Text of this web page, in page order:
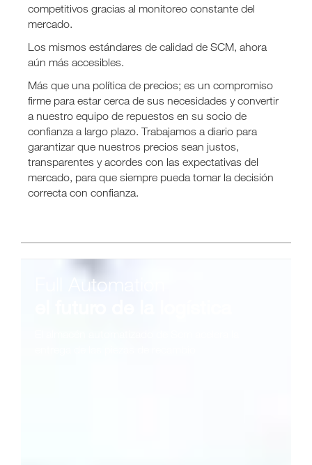
competitivos gracias al monitoreo constante del
mercado.
Los mismos estándares de calidad de SCM, ahora
aún más accesibles.
Más que una política de precios; es un compromiso
firme para estar cerca de sus necesidades y convertir
a nuestro equipo de repuestos en su socio de
confianza a largo plazo. Trabajamos a diario para
garantizar que nuestros precios sean justos,
transparentes y acordes con las expectativas del
mercado, para que siempre pueda tomar la decisión
correcta con confianza.
Full Automation